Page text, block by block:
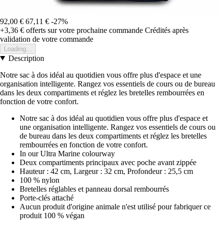
92,00 € 67,11 € -27%
+3,36 € offerts sur votre prochaine commande Crédités après
validation de votre commande
Loading...
Description
Notre sac à dos idéal au quotidien vous offre plus d'espace et une
organisation intelligente. Rangez vos essentiels de cours ou de bureau
dans les deux compartiments et réglez les bretelles rembourrées en
fonction de votre confort.
Notre sac à dos idéal au quotidien vous offre plus d'espace et
une organisation intelligente. Rangez vos essentiels de cours ou
de bureau dans les deux compartiments et réglez les bretelles
rembourrées en fonction de votre confort.
In our Ultra Marine colourway
Deux compartiments principaux avec poche avant zippée
Hauteur : 42 cm, Largeur : 32 cm, Profondeur : 25,5 cm
100 % nylon
Bretelles réglables et panneau dorsal rembourrés
Porte-clés attaché
Aucun produit d'origine animale n'est utilisé pour fabriquer ce
produit 100 % végan